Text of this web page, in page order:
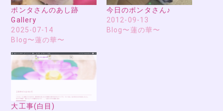
ポンタさんのあし跡
Gallery
2025-07-14
Blog〜蓮の華〜
今日のポンタさん♪
2012-09-13
Blog〜蓮の華〜
大工事(白目)